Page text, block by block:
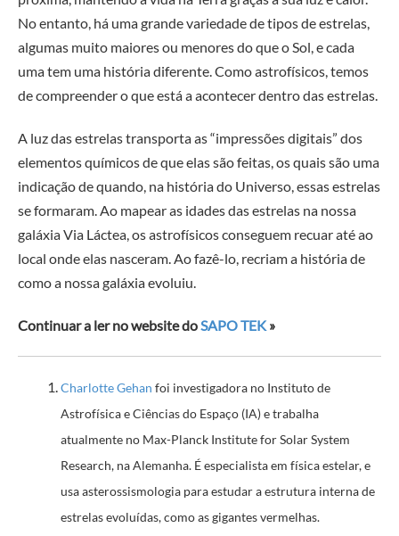
No entanto, há uma grande variedade de tipos de estrelas,
algumas muito maiores ou menores do que o Sol, e cada
uma tem uma história diferente. Como astrofísicos, temos
de compreender o que está a acontecer dentro das estrelas.
A luz das estrelas transporta as “impressões digitais” dos
elementos químicos de que elas são feitas, os quais são uma
indicação de quando, na história do Universo, essas estrelas
se formaram. Ao mapear as idades das estrelas na nossa
galáxia Via Láctea, os astrofísicos conseguem recuar até ao
local onde elas nasceram. Ao fazê-lo, recriam a história de
como a nossa galáxia evoluiu.
Continuar a ler no website doSAPO TEK »
Charlotte Gehan foi investigadora no Instituto de
Astrofísica e Ciências do Espaço (IA) e trabalha
atualmente no Max-Planck Institute for Solar System
Research, na Alemanha. É especialista em física estelar, e
usa asterossismologia para estudar a estrutura interna de
estrelas evoluídas, como as gigantes vermelhas.